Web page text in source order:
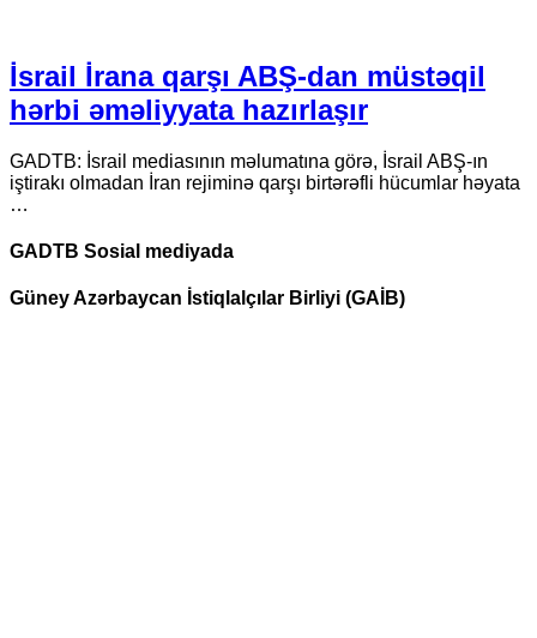
İsrail İrana qarşı ABŞ-dan müstəqil
hərbi əməliyyata hazırlaşır
GADTB: İsrail mediasının məlumatına görə, İsrail ABŞ-ın
iştirakı olmadan İran rejiminə qarşı birtərəfli hücumlar həyata
…
GADTB Sosial mediyada
Güney Azərbaycan İstiqlalçılar Birliyi (GAİB)